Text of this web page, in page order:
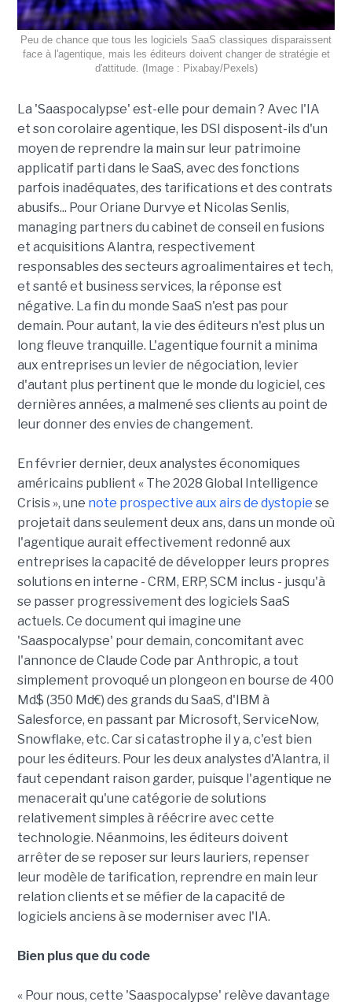
Peu de chance que tous les logiciels SaaS classiques disparaissent
face à l'agentique, mais les éditeurs doivent changer de stratégie et
d'attitude. (Image : Pixabay/Pexels)
La 'Saaspocalypse' est-elle pour demain ? Avec l'IA
et son corolaire agentique, les DSI disposent-ils d'un
moyen de reprendre la main sur leur patrimoine
applicatif parti dans le SaaS, avec des fonctions
parfois inadéquates, des tarifications et des contrats
abusifs... Pour Oriane Durvye et Nicolas Senlis,
managing partners du cabinet de conseil en fusions
et acquisitions Alantra, respectivement
responsables des secteurs agroalimentaires et tech,
et santé et business services, la réponse est
négative. La fin du monde SaaS n'est pas pour
demain. Pour autant, la vie des éditeurs n'est plus un
long fleuve tranquille. L'agentique fournit a minima
aux entreprises un levier de négociation, levier
d'autant plus pertinent que le monde du logiciel, ces
dernières années, a malmené ses clients au point de
leur donner des envies de changement.
En février dernier, deux analystes économiques
américains publient « The 2028 Global Intelligence
Crisis », une note prospective aux airs de dystopie se
projetait dans seulement deux ans, dans un monde où
l'agentique aurait effectivement redonné aux
entreprises la capacité de développer leurs propres
solutions en interne - CRM, ERP, SCM inclus - jusqu'à
se passer progressivement des logiciels SaaS
actuels. Ce document qui imagine une
'Saaspocalypse' pour demain, concomitant avec
l'annonce de Claude Code par Anthropic, a tout
simplement provoqué un plongeon en bourse de 400
Md$ (350 Md€) des grands du SaaS, d'IBM à
Salesforce, en passant par Microsoft, ServiceNow,
Snowflake, etc. Car si catastrophe il y a, c'est bien
pour les éditeurs. Pour les deux analystes d'Alantra, il
faut cependant raison garder, puisque l'agentique ne
menacerait qu'une catégorie de solutions
relativement simples à réécrire avec cette
technologie. Néanmoins, les éditeurs doivent
arrêter de se reposer sur leurs lauriers, repenser
leur modèle de tarification, reprendre en main leur
relation clients et se méfier de la capacité de
logiciels anciens à se moderniser avec l'IA.
Bien plus que du code
« Pour nous, cette 'Saaspocalypse' relève davantage